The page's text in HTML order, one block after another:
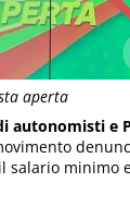
aperta
autonomisti e
salario minimo